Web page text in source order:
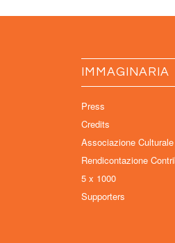
IMMAGINARIA
Press
Credits
Associazione
Rendicontazione
5 x 1000
Supporters